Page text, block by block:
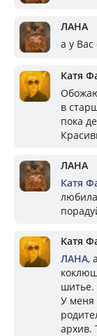
ЛАНА
а у Вас
Катя
в
пока
ЛАНА
Катя
Катя
ЛАНА,
шитье.
У меня
архив.